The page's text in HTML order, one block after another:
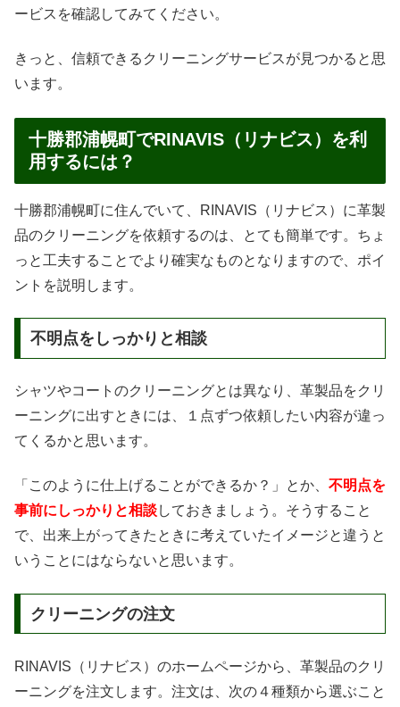
ービスを確認してみてください。
きっと、信頼できるクリーニングサービスが見つかると思
います。
十勝郡浦幌町でRINAVIS（リナビス）を利
用するには？
十勝郡浦幌町に住んでいて、RINAVIS（リナビス）に革製
品のクリーニングを依頼するのは、とても簡単です。ちょ
っと工夫することでより確実なものとなりますので、ポイ
ントを説明します。
不明点をしっかりと相談
シャツやコートのクリーニングとは異なり、革製品をクリ
ーニングに出すときには、１点ずつ依頼したい内容が違っ
てくるかと思います。
「このように仕上げることができるか？」とか、 不明点を
事前にしっかりと相談しておきましょう。そうすること
で、出来上がってきたときに考えていたイメージと違うと
いうことにはならないと思います。
クリーニングの注文
RINAVIS（リナビス）のホームページから、革製品のクリ
ーニングを注文します。注文は、次の４種類から選ぶこと